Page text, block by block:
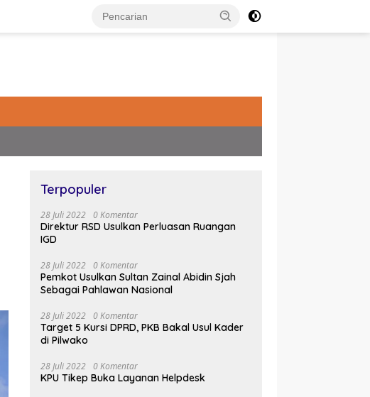
Terpopuler
28 Juli 2022 0 Komentar
Direktur RSD Usulkan Perluasan Ruangan
IGD
28 Juli 2022 0 Komentar
Pemkot Usulkan Sultan Zainal Abidin Sjah
Sebagai Pahlawan Nasional
28 Juli 2022 0 Komentar
Target 5 Kursi DPRD, PKB Bakal Usul Kader
di Pilwako
28 Juli 2022 0 Komentar
KPU Tikep Buka Layanan Helpdesk